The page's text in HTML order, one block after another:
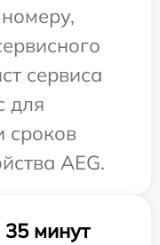
сервиса
для
сроков
AEG.
минут